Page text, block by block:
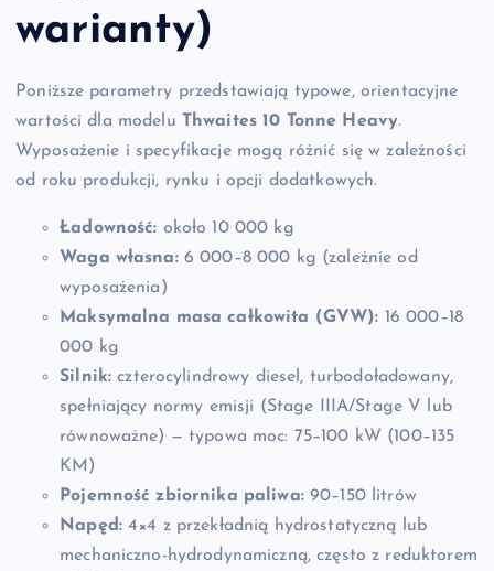
warianty)
Poniższe parametry przedstawiają typowe, orientacyjne
wartości dla modelu Thwaites 10 Tonne Heavy.
Wyposażenie i specyfikacje mogą różnić się w zależności
od roku produkcji, rynku i opcji dodatkowych.
Ładowność: około 10 000 kg
Waga własna:6 000–8 000 kg (zależnie od
wyposażenia)
Maksymalna masa całkowita (GVW): 16 000–18
000 kg
Silnik: czterocylindrowy diesel, turbodoładowany,
spełniający normy emisji (Stage IIIA/Stage V lub
równoważne) — typowa moc: 75–100 kW (100–135
KM)
Pojemność zbiornika paliwa:90–150 litrów
Napęd:4×4 z przekładnią hydrostatyczną lub
mechaniczno-hydrodynamiczną, często z reduktorem